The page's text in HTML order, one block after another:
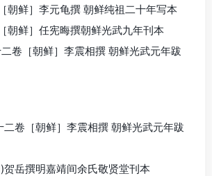
朝鲜］李元龟撰 朝鲜纯祖二十年写本
朝鲜］任宪晦撰朝鲜光武九年刊本
卷［朝鲜］李震相撰 朝鲜光武元年跋
卷［朝鲜］李震相撰 朝鲜光武元年跋
贺岳撰明嘉靖间余氏敬贤堂刊本